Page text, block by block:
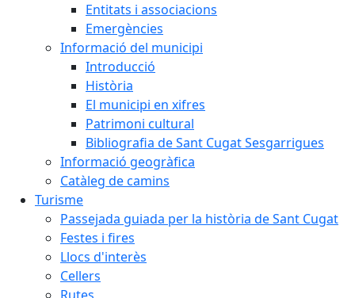
Entitats i associacions
Emergències
Informació del municipi
Introducció
Història
El municipi en xifres
Patrimoni cultural
Bibliografia de Sant Cugat Sesgarrigues
Informació geogràfica
Catàleg de camins
Turisme
Passejada guiada per la història de Sant Cugat
Festes i fires
Llocs d'interès
Cellers